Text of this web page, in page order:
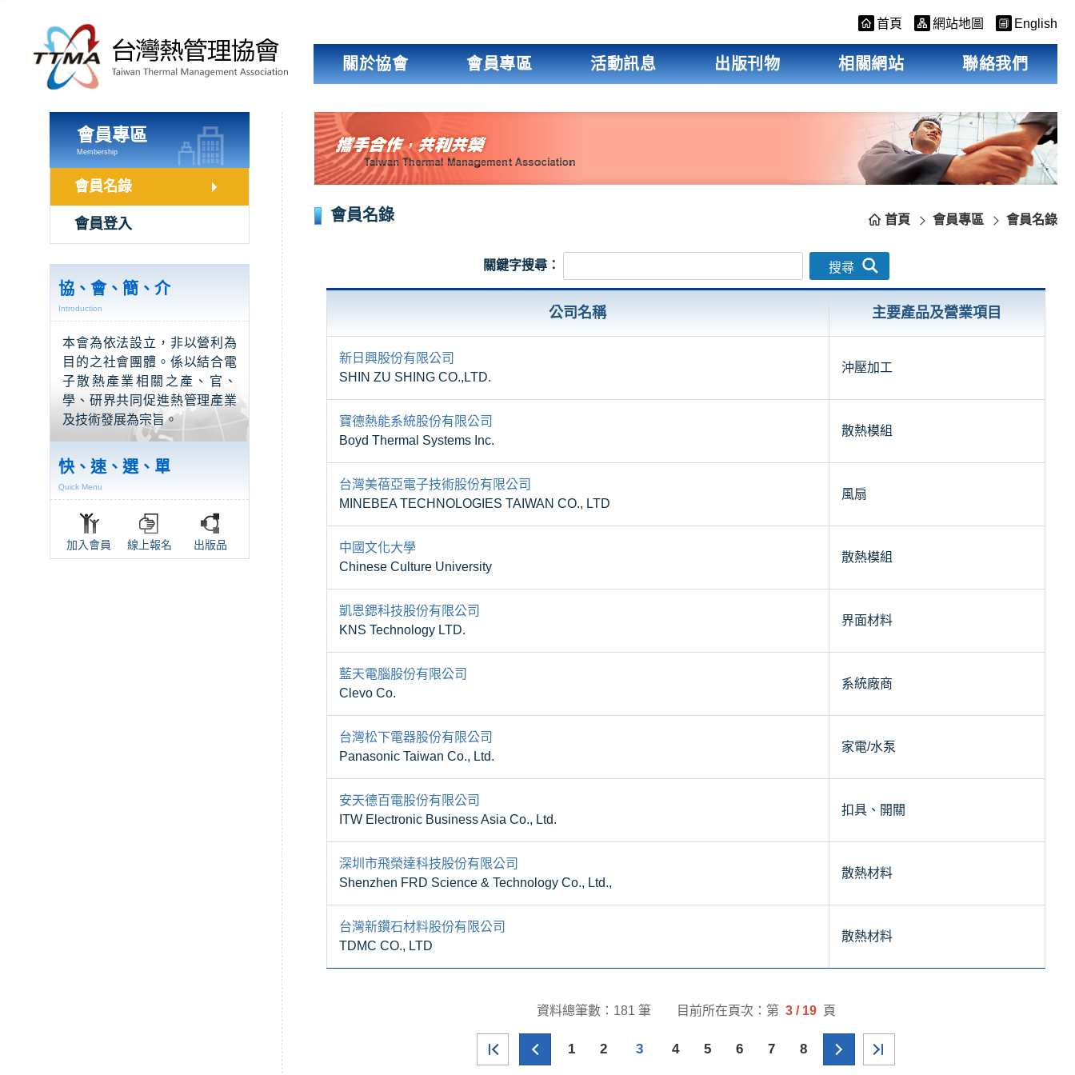
跳
首頁 網站地圖 English
關於協會 會員專區 活動訊息 出版刊物 相關網站 聯絡我們
會員專區
Membership
會員名錄
會員登入
協、會、簡、介
Introduction
本會為依法設立，非以營利為
目的之社會團體。係以結合電
子散熱產業相關之產、官、
學、研界共同促進熱管理產業
及技術發展為宗旨。
快、速、選、單
Quick Menu
加入會員 線上報名 出版品
會員名錄 首頁 會員專區 會員名錄
關鍵字搜尋： 搜尋
公司名稱 主要產品及營業項目
新日興股份有限公司
SHIN ZU SHING CO.,LTD.
沖壓加工
寶德熱能系統股份有限公司
Boyd Thermal Systems Inc.
散熱模組
台灣美蓓亞電子技術股份有限公司
MINEBEA TECHNOLOGIES TAIWAN CO., LTD
風扇
中國文化大學
Chinese Culture University
散熱模組
凱恩鍶科技股份有限公司
KNS Technology LTD.
界面材料
藍天電腦股份有限公司
Clevo Co.
系統廠商
台灣松下電器股份有限公司
Panasonic Taiwan Co., Ltd.
家電/水泵
安天德百電股份有限公司
ITW Electronic Business Asia Co., Ltd.
扣具、開關
深圳市飛榮達科技股份有限公司
Shenzhen FRD Science & Technology Co., Ltd.,
散熱材料
台灣新鑽石材料股份有限公司
TDMC CO., LTD
散熱材料
資料總筆數：181 筆 目前所在頁次：第 3 / 19 頁
1 2 3 4 5 6 7 8